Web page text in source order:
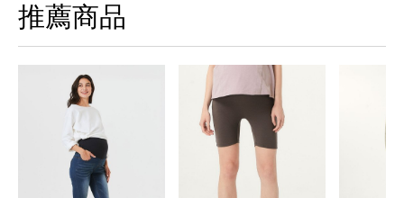
推薦商品